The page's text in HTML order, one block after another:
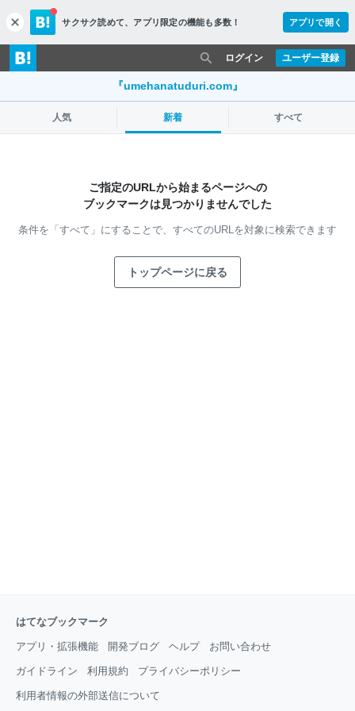
c
l
o
s
サクサク読めて、 アプリ限定の機能も多数！ アプリで開く
ユーザー登録
ログイン
『umehanatuduri.com』
人気 新着 すべて
ご指定のURLから始まるページへの
ブックマークは見つかりませんでした
条件を「すべて」にすることで、 すべてのURLを対象に検索できます
トップページに戻る
はてなブックマーク
アプリ・拡張機能 開発ブログ ヘルプ お問い合わせ
ガイドライン 利用規約 プライバシーポリシー
利用者情報の外部送信について